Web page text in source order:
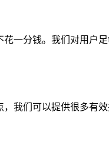
一分钱。我们对用户
我们可以提供很多有